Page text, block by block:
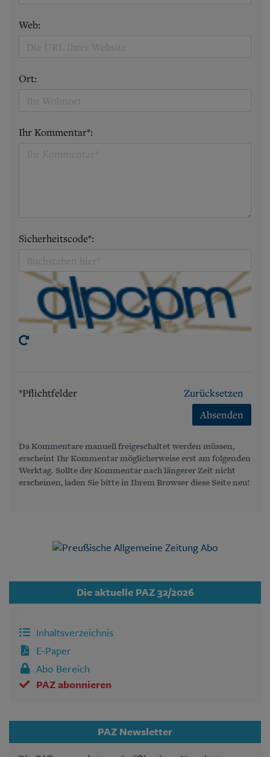
Web:
Ort:
Ihr Kommentar*:
Sicherheitscode*:
*Pflichtfelder
Zurücksetzen
Absenden
Da Kommentare manuell freigeschaltet werden müssen,
erscheint Ihr Kommentar möglicherweise erst am folgenden
Werktag. Sollte der Kommentar nach längerer Zeit nicht
erscheinen, laden Sie bitte in Ihrem Browser diese Seite neu!
Die aktuelle PAZ 32/2026
Inhaltsverzeichnis
E-Paper
Abo Bereich
PAZ abonnieren
PAZ Newsletter